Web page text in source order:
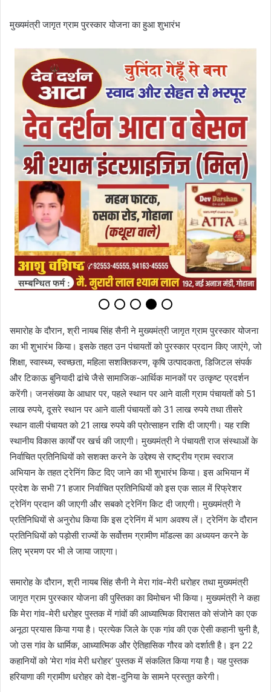
मुख्यमंत्री जागृत ग्राम पुरस्कार योजना का हुआ शुभारंभ
समारोह के दौरान, श्री नायब सिंह सैनी ने मुख्यमंत्री जागृत ग्राम पुरस्कार योजना
का भी शुभारंभ किया। इसके तहत उन पंचायतों को पुरस्कार प्रदान किए जाएंगे, जो
शिक्षा, स्वास्थ्य, स्वच्छता, महिला सशक्तिकरण, कृषि उत्पादकता, डिजिटल संपर्क
और टिकाऊ बुनियादी ढांचे जैसे सामाजिक-आर्थिक मानकों पर उत्कृष्ट प्रदर्शन
करेंगी। जनसंख्या के आधार पर, पहले स्थान पर आने वाली ग्राम पंचायतों को 51
लाख रुपये, दूसरे स्थान पर आने वाली पंचायतों को 31 लाख रुपये तथा तीसरे
स्थान वाली पंचायत को 21 लाख रुपये की प्रोत्साहन राशि दी जाएगी। यह राशि
स्थानीय विकास कार्यों पर खर्च की जाएगी। मुख्यमंत्री ने पंचायती राज संस्थाओं के
निर्वाचित प्रतिनिधियों को सशक्त करने के उद्देश्य से राष्ट्रीय ग्राम स्वराज
अभियान के तहत ट्रेनिंग किट दिए जाने का भी शुभारंभ किया। इस अभियान में
प्रदेश के सभी 71 हजार निर्वाचित प्रतिनिधियों को इस एक साल में रिफ्रेशर
ट्रेनिंग प्रदान की जाएगी और सबको ट्रेनिंग किट दी जाएगी। मुख्यमंत्री ने
प्रतिनिधियों से अनुरोध किया कि इस ट्रेनिंग में भाग अवश्य लें। ट्रेनिंग के दौरान
प्रतिनिधियों को पड़ोसी राज्यों के सर्वोत्तम ग्रामीण मॉडल्स का अध्ययन करने के
लिए भ्रमण पर भी ले जाया जाएगा।
समारोह के दौरान, श्री नायब सिंह सैनी ने मेरा गांव-मेरी धरोहर तथा मुख्यमंत्री
जागृत ग्राम पुरस्कार योजना की पुस्तिका का विमोचन भी किया। मुख्यमंत्री ने कहा
कि मेरा गांव-मेरी धरोहर पुस्तक में गांवों की आध्यात्मिक विरासत को संजोने का एक
अनूठा प्रयास किया गया है। प्रत्येक जिले के एक गांव की एक ऐसी कहानी चुनी है,
जो उस गांव के धार्मिक, आध्यात्मिक और ऐतिहासिक गौरव को दर्शाती है। इन 22
कहानियों को ‘मेरा गांव मेरी धरोहर’ पुस्तक में संकलित किया गया है। यह पुस्तक
हरियाणा की ग्रामीण धरोहर को देश-दुनिया के सामने प्रस्तुत करेगी।